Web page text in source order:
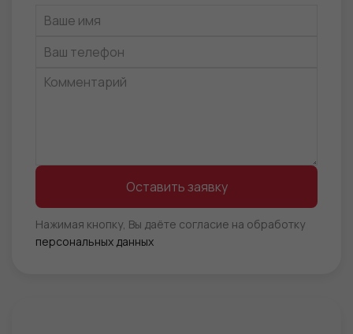
Оставить заявку
Нажимая кнопку, Вы даёте согласие на обработку
персональных данных